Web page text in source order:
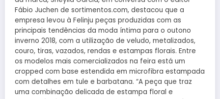
Fábio Juchen de sortimentos.com, destacou que a
empresa levou à Felinju peças produzidas com as
principais tendências da moda íntima para o outono
inverno 2018, com a utilização de veludo, metalizados,
couro, tiras, vazados, rendas e estampas florais. Entre
os modelos mais comercializados na feira está um
cropped com base estendida em microfibra estampada
com detalhes em tule e barbatana. “A peça que traz
uma combinação delicada de estampa floral e